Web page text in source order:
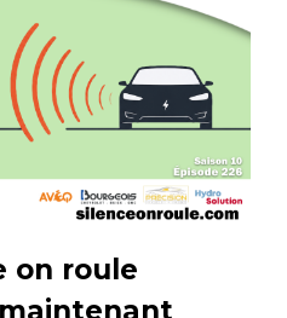
on roule